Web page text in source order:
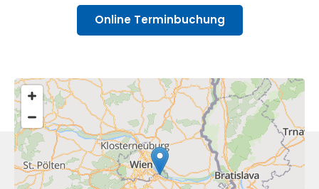
Online Terminbuchung